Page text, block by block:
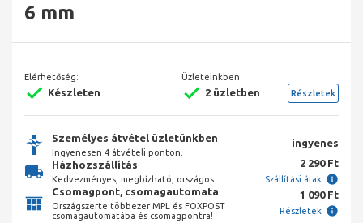
6 mm
Elérhetőség:
Készleten
Üzleteinkben:
2 üzletben Részletek
Személyes átvétel üzletünkben
Ingyenesen 4 átvételi ponton.
ingyenes
Házhozszállítás
Kedvezményes, megbízható, országos.
2 290 Ft
Szállítási árak
Csomagpont, csomagautomata
Országszerte többezer MPL és FOXPOST
csomagautomatába és csomagpontra!
1 090 Ft
Részletek